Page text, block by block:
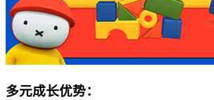
多元成长优势：